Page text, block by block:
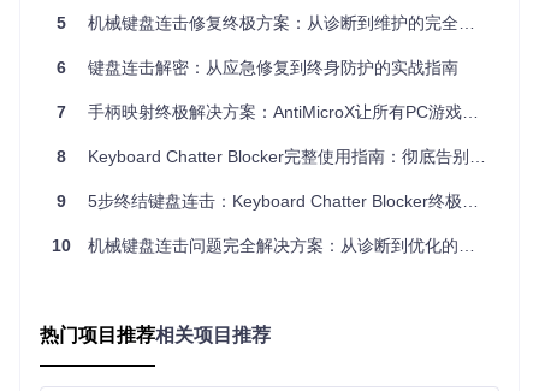
智能判断算法：区分正常快速输入与异常连击
动态拦截系统 ：精准过滤重复信号
连击程
全局阈
常用字母
功能
游戏控制
击
s
重度连
30-40m
35-50ms
5 机械键盘连击修复终极方案：从诊断到维护的完全指南
6 键盘连击解密：从应急修复到终身防护的实战指南
7 手柄映射终极解决方案：AntiMicroX让所有PC游戏适配手柄的效率神器
8 Keyboard Chatter Blocker完整使用指南：彻底告别键盘连击困扰
9 5步终结键盘连击：Keyboard Chatter Blocker终极解决方案
10 机械键盘连击问题完全解决方案：从诊断到优化的全方位指南
热门项目推荐相关项目推荐